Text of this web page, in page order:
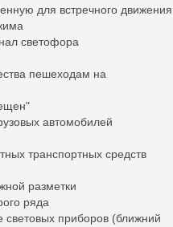
для встречного движения
светофора
пешеходам на
автомобилей
транспортных средств
разметки
ряда
световых приборов (ближний